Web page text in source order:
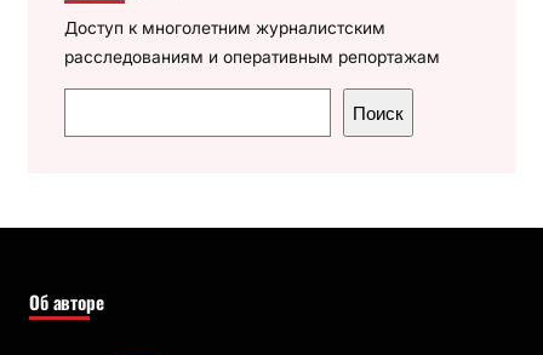
Доступ к многолетним журналистским
расследованиям и оперативным репортажам
о
к
Поиск
Об авторе